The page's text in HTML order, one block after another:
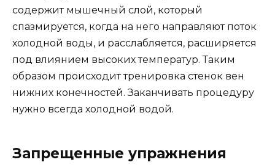
содержит мышечный слой, который
спазмируется, когда на него направляют поток
холодной воды, и расслабляется, расширяется
под влиянием высоких температур. Таким
образом происходит тренировка стенок вен
нижних конечностей. Заканчивать процедуру
нужно всегда холодной водой.
Запрещенные упражнения